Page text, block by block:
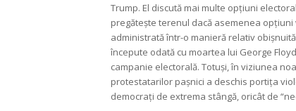
Trump. El discută mai multe opțiuni
pregătește terenul dacă asemenea
administrată într-o manieră relativ
începute odată cu moartea lui George
campanie electorală. Totuși, în viziunea
protestatarilor pașnici a deschis portița
democrați de extrema stângă, oricât de